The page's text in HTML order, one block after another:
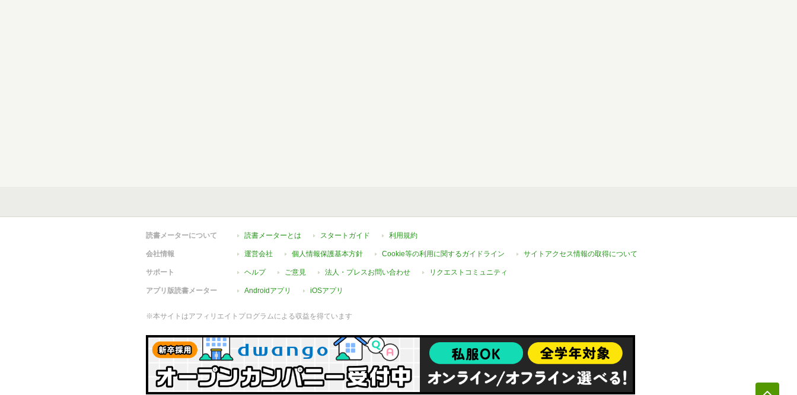
読書メーターについて 読書メーターとは スタートガイド 利用規約
会社情報 運営会社 個人情報保護基本方針 Cookie等の利用に関するガイドライン サイトアクセス情報の取得について
サポート ヘルプ ご意見 法人・プレスお問い合わせ リクエストコミュニティ
アプリ版読書メーター Androidアプリ iOSアプリ
※本サイトはアフィリエイトプログラムによる収益を得ています